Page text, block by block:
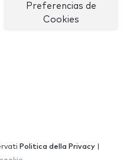
Preferencias de
Cookies
Politica della Privacy